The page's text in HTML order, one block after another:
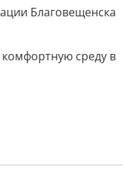
Благовещенска
среду в